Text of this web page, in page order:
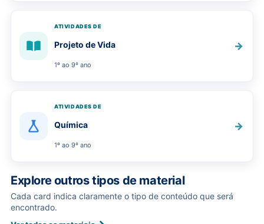
ATIVIDADES DE
Projeto de Vida
1º ao 9º ano
→
ATIVIDADES DE
Química
1º ao 9º ano
→
Explore outros tipos de material
Cada card indica claramente o tipo de conteúdo que será
encontrado.